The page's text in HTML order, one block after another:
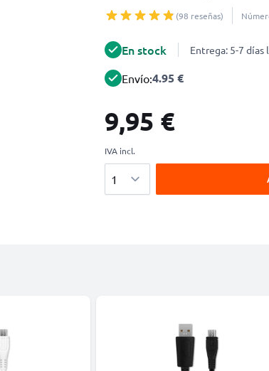
(98 reseñas)
En stock Entrega: 5-7 días
Envío:4.95 €
9,95 €
IVA incl.